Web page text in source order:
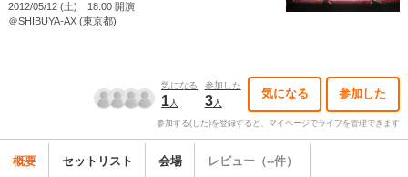
2012/05/12 (土) 18:00 開演
＠SHIBUYA-AX (東京都)
気になる
1人
参加した
3人
気になる 参加した
参加する(した)を登録すると、マイページでライブを管理できます
概要 セットリスト 会場 レビュー（--件）